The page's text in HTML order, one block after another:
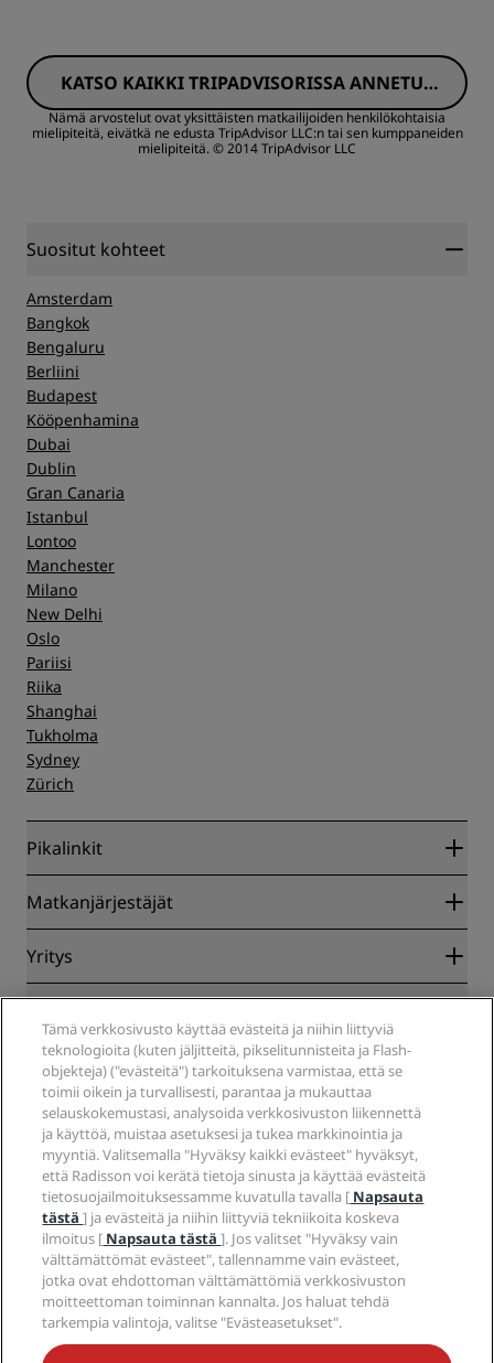
Hinta-laatusuhde
Nukkuminen
Siisteys
Palvelu
KATSO KAIKKI TRIPADVISORISSA ANNETUT
ARVOSTELUT
Nämä arvostelut ovat yksittäisten matkailijoiden henkilökohtaisia
mielipiteitä, eivätkä ne edusta TripAdvisor LLC:n tai sen kumppaneiden
mielipiteitä.© 2014 TripAdvisor LLC
Suositut kohteet
Amsterdam
Bangkok
Bengaluru
Berliini
Budapest
Kööpenhamina
Dubai
Dublin
Gran Canaria
Istanbul
Lontoo
Manchester
Milano
New Delhi
Oslo
Pariisi
Riika
Shanghai
Tukholma
Sydney
Zürich
Pikalinkit
Radisson Rewards
Blog
Kohteet
Tulevat hotellit
Radisson Hotels -sovellus
Sports Approved -hotellit
Perheystävälliset hotellit
Terveys ja turvallisuus
Matkanjärjestäjät
Yhteistyökumppanit
Yritys
Radisson Hotel Group
Media
Työpaikat RHG
Työpaikat PPHE
Työpaikat EHL
The Club by RHG
Kehitysmahdollisuudet
Vastuullinen liiketoiminta
Hankinta
Tietosuojakeskus
Oikeudellinen huomautus
Radisson Rewards -ehdot
Sivuston käyttösopimus
Digitaalinen saavutettavuus
Nykyajan orjuutta koskeva lausunto
Ohje
Kuluttajailmoitukset
Ota yhteyttä
Usein kysytyt kysymykset
Sivustokartta
Sosiaalinen media
Radisson Hotels -brändit
Tämä verkkosivusto käyttää evästeitä ja niihin liittyviä
teknologioita (kuten jäljitteitä, pikselitunnisteita ja Flash-
objekteja) ("evästeitä") tarkoituksena varmistaa, että se
toimii oikein ja turvallisesti, parantaa ja mukauttaa
selauskokemustasi, analysoida verkkosivuston liikennettä
ja käyttöä, muistaa asetuksesi ja tukea markkinointia ja
myyntiä. Valitsemalla "Hyväksy kaikki evästeet" hyväksyt,
että Radisson voi kerätä tietoja sinusta ja käyttää evästeitä
tietosuojailmoituksessamme kuvatulla tavalla [ Napsauta
tästä] ja evästeitä ja niihin liittyviä tekniikoita koskeva
ilmoitus [ Napsauta tästä]. Jos valitset "Hyväksy vain
välttämättömät evästeet", tallennamme vain evästeet,
jotka ovat ehdottoman välttämättömiä verkkosivuston
moitteettoman toiminnan kannalta. Jos haluat tehdä
tarkempia valintoja, valitse "Evästeasetukset".